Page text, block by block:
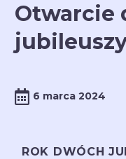
Otwarcie
6 marca 2024
ROK DWÓCH